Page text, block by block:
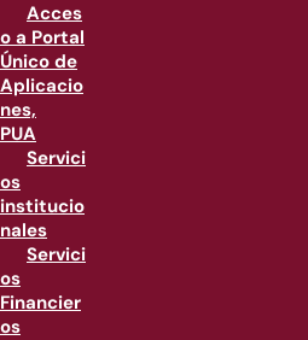
Acces
o a Portal
Único de
Aplicacio
nes,
PUA
Servici
os
institucio
nales
Servici
os
Financier
os